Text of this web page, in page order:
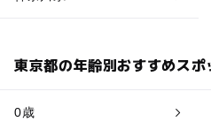
東京都の年齢別おすすめスポ
0歳